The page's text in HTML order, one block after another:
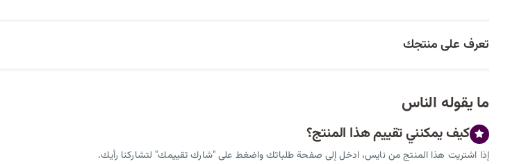
تعرف على منتجك
ما يقوله الناس
كيف يمكنني تقييم هذا المنتج؟
إذا اشتريت هذا المنتج من نايس، ادخل إلى صفحة طلباتك واضغط على "شارك تقييمك" لتشاركنا رأيك.